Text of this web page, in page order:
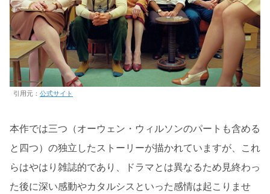
引用元： 公式サイト
本作では三つ（オーウェン・ウィルソンのパートも含める
と四つ）の独立したストーリーが描かれていますが、これ
らはやはり雑誌的であり、ドラマとは異なるため見終わっ
た後に深い感動やカタルシスといった感情は起こりませ